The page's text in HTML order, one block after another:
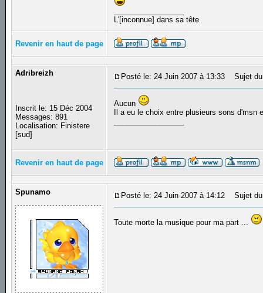
L'[inconnue] dans sa tête
Revenir en haut de page
Adribreizh
Inscrit le: 15 Déc 2004
Messages: 891
Localisation: Finistere
[sud]
Posté le: 24 Juin 2007 à 13:33 Sujet
Aucun
Il a eu le choix entre plusieurs sons d'msn
Revenir en haut de page
Spunamo Posté le: 24 Juin 2007 à 14:12 Sujet
Toute morte la musique pour ma part ...